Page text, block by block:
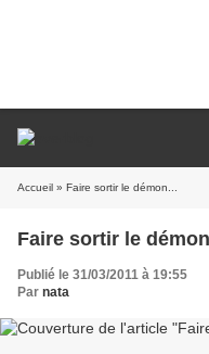
Accueil » Faire sortir le démon...
Faire sortir le
Publié le 31/03/2011 à 19:55
Par nata